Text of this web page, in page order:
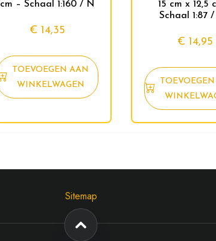
cm – Schaal 1:160 / N
€ 14,35
TOEVOEGEN AAN
WINKELWAGEN
15 cm x 12,5
Schaal 1:87
€ 14,95
Sitemap